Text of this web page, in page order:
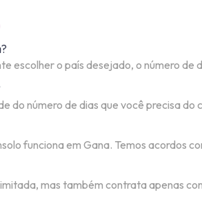
escolher o país desejado, o número
do número de dias que você precisa
funciona em Gana. Temos acordos
mas também contrata apenas